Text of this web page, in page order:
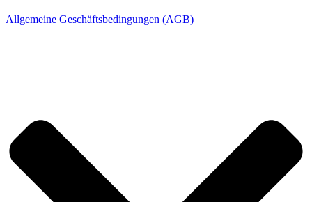
Allgemeine Geschäftsbedingungen (AGB)